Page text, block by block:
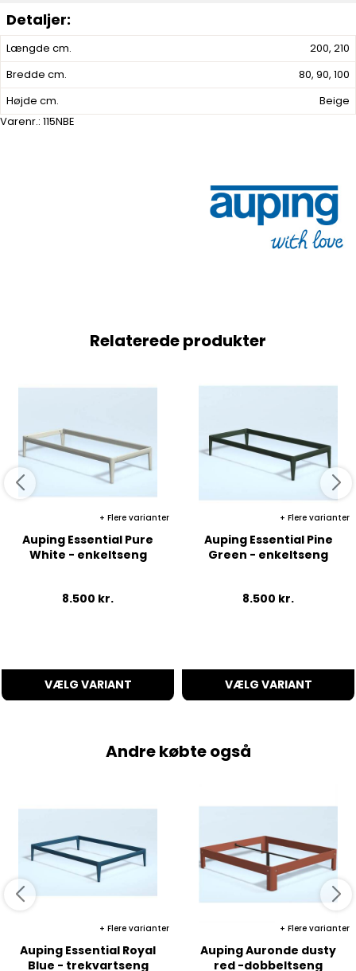
Længde cm.
200, 210
Bredde cm.
80, 90, 100
Højde cm.
Beige
Varenr.: 115NBE
Relaterede produkter
Flere varianter
Auping Essential Pure
White - enkeltseng
8.500 kr.
VÆLG VARIANT
Flere varianter
Auping Essential Pine
Green - enkeltseng
8.500 kr.
VÆLG VARIANT
Andre købte også
Flere varianter
Auping Essential Royal
Blue - trekvartseng
Flere varianter
Auping Auronde dusty
red -dobbeltseng